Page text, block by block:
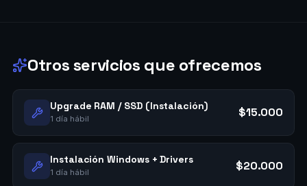
Otros servicios que ofrecemos
Upgrade RAM / SSD (Instalación)
1 día hábil $15.000
Instalación Windows + Drivers
1 día hábil $20.000